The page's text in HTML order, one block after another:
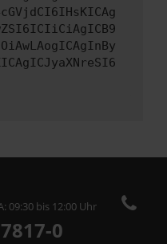
09:30 bis 12:00 Uhr
0